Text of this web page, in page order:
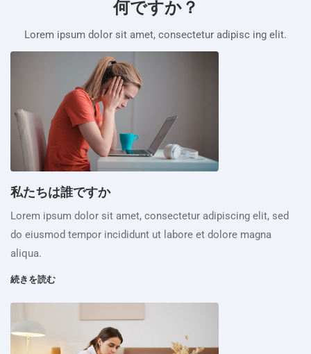
何ですか？
Lorem ipsum dolor sit amet, consectetur adipisc ing elit.
私たちは誰ですか
Lorem ipsum dolor sit amet, consectetur adipiscing elit, sed
do eiusmod tempor incididunt ut labore et dolore magna
aliqua.
続きを読む